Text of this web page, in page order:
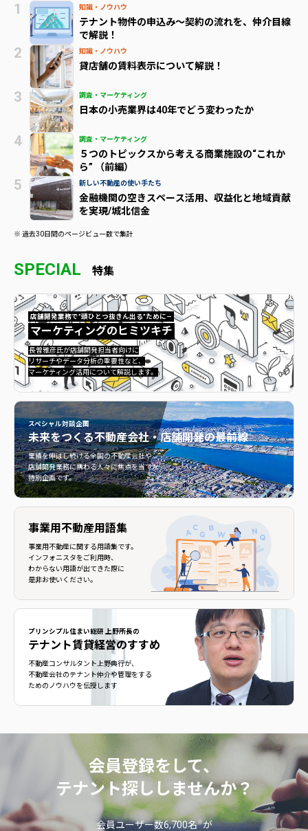
知識・ノウハウ
テナント物件の申込み～契約の流れを、仲介目線
で解説！
知識・ノウハウ
貸店舗の賃料表示について解説！
調査・マーケティング
日本の小売業界は40年でどう変わったか
調査・マーケティング
５つのトピックスから考える商業施設の“これか
ら” （前編）
新しい不動産の使い手たち
金融機関の空きスペース活用、収益化と地域貢献
を実現/城北信金
※ 過去30日間のページビュー数で集計
SPECIAL 特集
店舗開発業務で”頭ひとつ抜きん出る”ために—
マーケティングのヒミツキチ
長曽雅彦氏が店舗開発担当者向けに
リサーチやデータ分析の重要性など、
マーケティング活用について解説します。
マーケティングのヒミツキチ">
スペシャル対談企画
未来をつくる不動産会社・店舗開発の最前線
業績を伸ばし続ける全国の不動産会社や
店舗開発業務に携わる人々に焦点を当てた
特別企画です。
不動産会社・店舗開発の最前線">
事業用不動産用語集
事業用不動産に関する用語集です。
インフォニスタをご利用時、
わからない用語が出てきた際に
是非お使いください。
プリンシプル住まい総研 上野所長の
テナント賃貸経営のすすめ
不動産コンサルタント上野典行が、
不動産会社のテナント仲介や管理をする
ためのノウハウを伝授します
会員登録をして、
テナント探ししませんか？
会員ユーザー数6,700名※が